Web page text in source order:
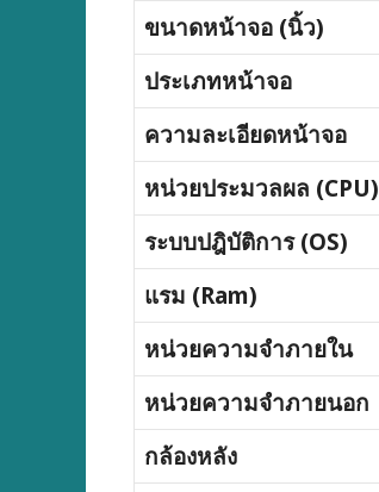
ขนาดหน้าจอ (นิ้ว)
ประเภทหน้าจอ
ความละเอียดหน้าจอ
หน่วยประมวลผล (CPU)
ระบบปฎิบัติการ (OS)
แรม (Ram)
หน่วยความจำภายใน
หน่วยความจำภายนอก
กล้องหลัง